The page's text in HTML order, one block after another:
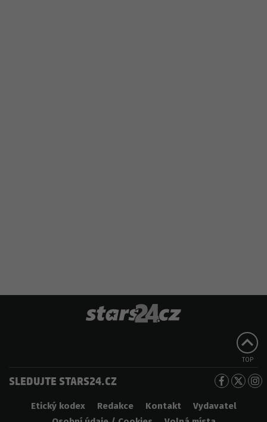
TOP
SLEDUJTE STARS24.CZ
Etický kodex Redakce Kontakt
Vydavatel